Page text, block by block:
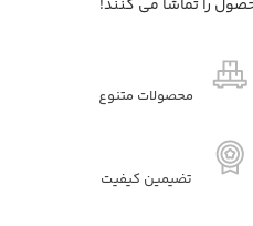
را تماشا می کنند!
محصولات متنوع
تضیمین کیفیت